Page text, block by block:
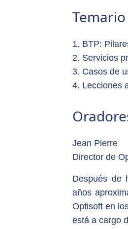
Temario
1. BTP:
2. Servicios
3. Casos de
4. Lecciones
Jean Pierre
Director de
Después de
años
Optisoft en
está a cargo